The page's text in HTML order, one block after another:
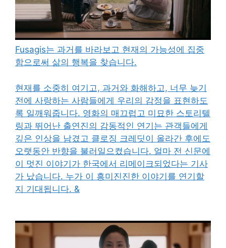
Fusagis는 과거를 바라보고 현재의 가능성에 집중
함으로써 삶의 행복을 찾습니다.
현재를 소중히 여기고, 과거와 화해하고, 너무 늦기
전에 사랑하는 사람들에게 우리의 감정을 표현하도
록 일깨워줍니다. 영화의 매끄럽고 미묘한 스토리텔
링과 뛰어난 출연진의 감동적인 연기는 관객들에게
깊은 인상을 남겼고 클로징 크레딧이 올라간 후에도
오랫동안 반향을 불러일으켰습니다. 얼마 전 신문에
이 멋진 이야기가 한국에서 리메이크되었다는 기사
가 났습니다. 누가 이 흥미진진한 이야기를 연기할
지 기대됩니다. &